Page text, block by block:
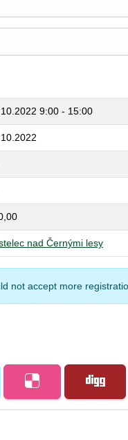
9:00 - 15:00
nad Černými lesy
not accept more